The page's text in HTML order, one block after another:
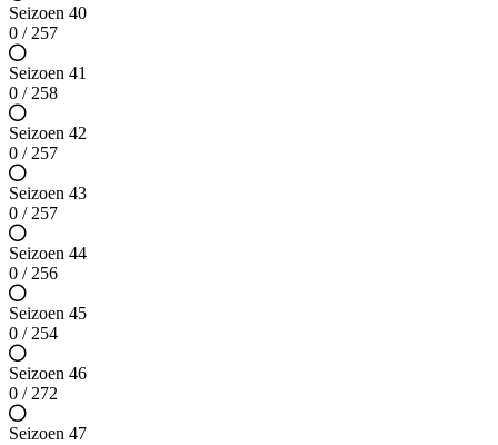
Seizoen 40
0 / 257
Seizoen 41
0 / 258
Seizoen 42
0 / 257
Seizoen 43
0 / 257
Seizoen 44
0 / 256
Seizoen 45
0 / 254
Seizoen 46
0 / 272
Seizoen 47